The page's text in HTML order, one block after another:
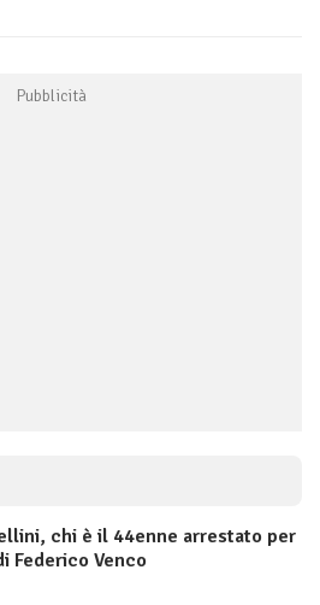
chi è il 44enne arrestato per
Federico Venco